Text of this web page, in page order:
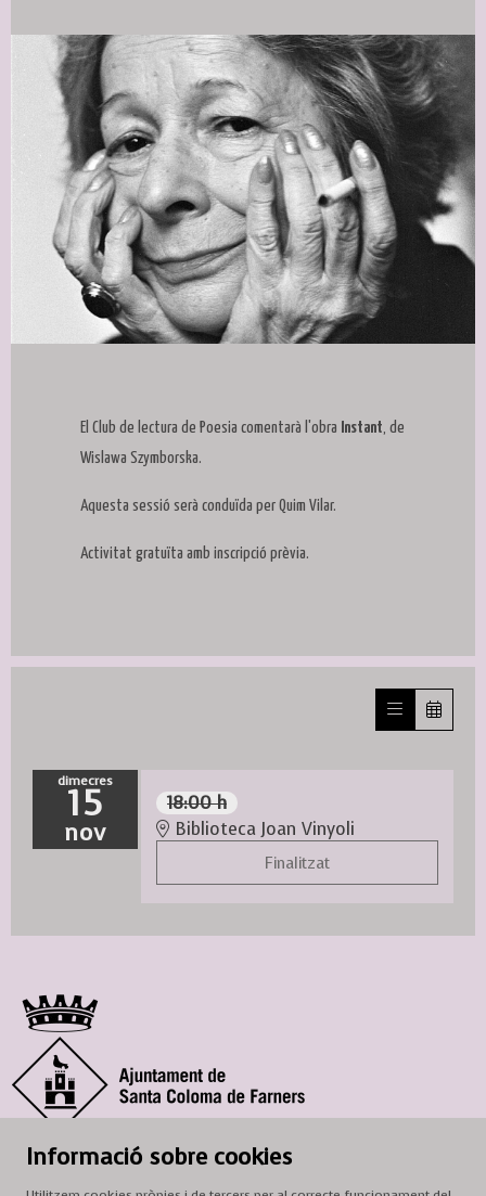
El Club de lectura de Poesia comentarà l'obra Instant, de
Wislawa Szymborska.
Aquesta sessió serà conduïda per Quim Vilar.
Activitat gratuïta amb inscripció prèvia.
dimecres
15
nov
18:00 h
Biblioteca Joan Vinyoli
Finalitzat
© Ajuntament de Santa Coloma de Farners
Informació sobre cookies